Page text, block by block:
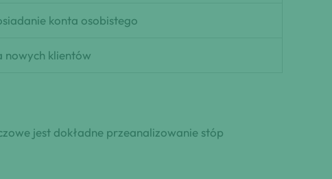
konta osobistego
nowych klientów
jest dokładne przeanalizowanie stóp